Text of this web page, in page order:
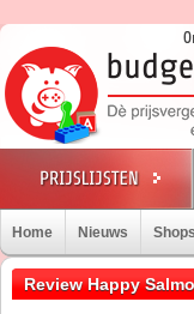
Home Nieuws
Review Happy